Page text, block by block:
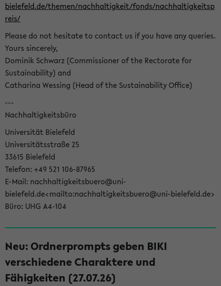
bielefeld.de/themen/nachhaltigkeit/fonds/nachhaltigkeitsp
reis/
Please do not hesitate to contact us if you have any queries.
Yours sincerely,
Dominik Schwarz (Commissioner of the Rectorate for
Sustainability) and
Catharina Wessing (Head of the Sustainability Office)
---
Nachhaltigkeitsbüro
Universität Bielefeld
Universitätsstraße 25
33615 Bielefeld
Telefon: +49 521 106-87965
E-Mail: nachhaltigkeitsbuero@uni-
bielefeld.de<mailto:nachhaltigkeitsbuero@uni-bielefeld.de>
Büro: UHG A4-104
Neu: Ordnerprompts geben BIKI
verschiedene Charaktere und
Fähigkeiten (27.07.26)